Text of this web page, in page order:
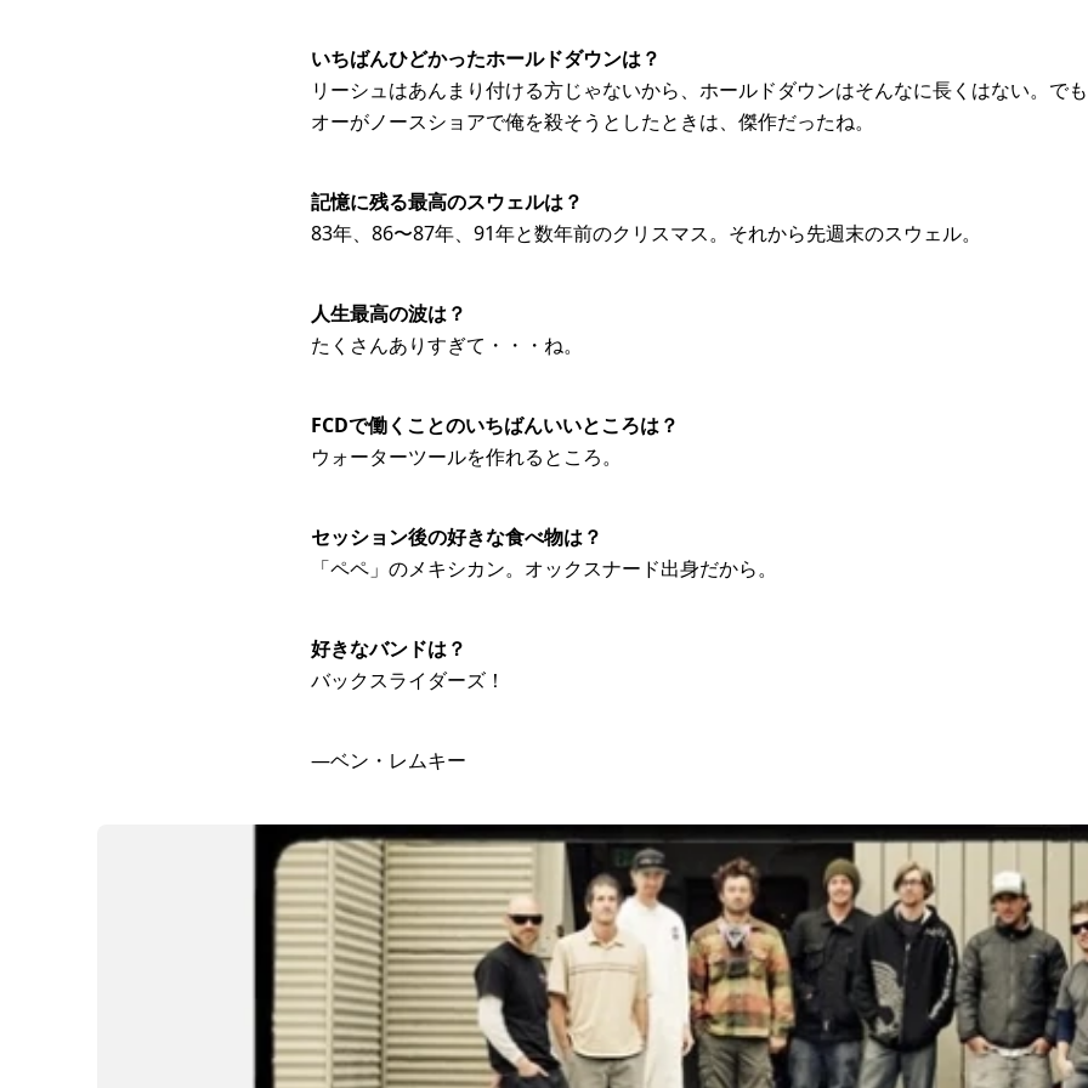
いちばんひどかったホールドダウンは？
リーシュはあんまり付ける方じゃないから、ホールドダウンはそんなに長くはない。で
オーがノースショアで俺を殺そうとしたときは、傑作だったね。
記憶に残る最高のスウェルは？
83年、86〜87年、91年と数年前のクリスマス。それから先週末のスウェル。
人生最高の波は？
たくさんありすぎて・・・ね。
FCDで働くことのいちばんいいところは？
ウォーターツールを作れるところ。
セッション後の好きな食べ物は？
「ペペ」のメキシカン。オックスナード出身だから。
好きなバンドは？
バックスライダーズ！
―ベン・レムキー